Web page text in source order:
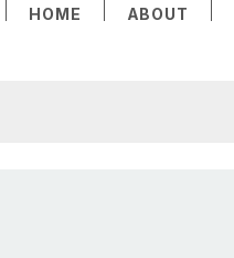
HOME ABOUT